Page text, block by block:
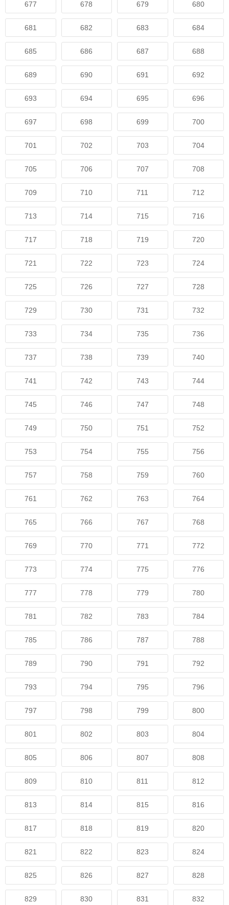
677 678 679 680
681 682 683 684
685 686 687 688
689 690 691 692
693 694 695 696
697 698 699 700
701 702 703 704
705 706 707 708
709 710 711 712
713 714 715 716
717 718 719 720
721 722 723 724
725 726 727 728
729 730 731 732
733 734 735 736
737 738 739 740
741 742 743 744
745 746 747 748
749 750 751 752
753 754 755 756
757 758 759 760
761 762 763 764
765 766 767 768
769 770 771 772
773 774 775 776
777 778 779 780
781 782 783 784
785 786 787 788
789 790 791 792
793 794 795 796
797 798 799 800
801 802 803 804
805 806 807 808
809 810 811 812
813 814 815 816
817 818 819 820
821 822 823 824
825 826 827 828
829 830 831 832